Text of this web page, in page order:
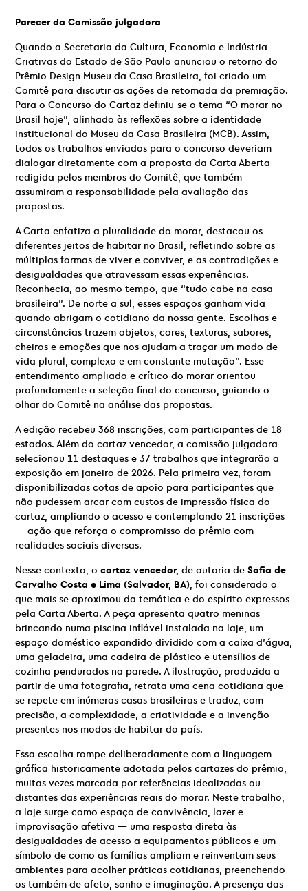
Parecer da Comissão julgadora
Quando a Secretaria da Cultura, Economia e Indústria
Criativas do Estado de São Paulo anunciou o retorno do
Prêmio Design Museu da Casa Brasileira, foi criado um
Comitê para discutir as ações de retomada da premiação.
Para o Concurso do Cartaz definiu-se o tema “O morar no
Brasil hoje”, alinhado às reflexões sobre a identidade
institucional do Museu da Casa Brasileira (MCB). Assim,
todos os trabalhos enviados para o concurso deveriam
dialogar diretamente com a proposta da Carta Aberta
redigida pelos membros do Comitê, que também
assumiram a responsabilidade pela avaliação das
propostas.
A Carta enfatiza a pluralidade do morar, destacou os
diferentes jeitos de habitar no Brasil, refletindo sobre as
múltiplas formas de viver e conviver, e as contradições e
desigualdades que atravessam essas experiências.
Reconhecia, ao mesmo tempo, que “tudo cabe na casa
brasileira”. De norte a sul, esses espaços ganham vida
quando abrigam o cotidiano da nossa gente. Escolhas e
circunstâncias trazem objetos, cores, texturas, sabores,
cheiros e emoções que nos ajudam a traçar um modo de
vida plural, complexo e em constante mutação”. Esse
entendimento ampliado e crítico do morar orientou
profundamente a seleção final do concurso, guiando o
olhar do Comitê na análise das propostas.
A edição recebeu 368 inscrições, com participantes de 18
estados. Além do cartaz vencedor, a comissão julgadora
selecionou 11 destaques e 37 trabalhos que integrarão a
exposição em janeiro de 2026. Pela primeira vez, foram
disponibilizadas cotas de apoio para participantes que
não pudessem arcar com custos de impressão física do
cartaz, ampliando o acesso e contemplando 21 inscrições
— ação que reforça o compromisso do prêmio com
realidades sociais diversas.
Nesse contexto, o cartaz vencedor, de autoria de Sofia de
Carvalho Costa e Lima (Salvador, BA), foi considerado o
que mais se aproximou da temática e do espírito expressos
pela Carta Aberta. A peça apresenta quatro meninas
brincando numa piscina inflável instalada na laje, um
espaço doméstico expandido dividido com a caixa d’água,
uma geladeira, uma cadeira de plástico e utensílios de
cozinha pendurados na parede. A ilustração, produzida a
partir de uma fotografia, retrata uma cena cotidiana que
se repete em inúmeras casas brasileiras e traduz, com
precisão, a complexidade, a criatividade e a invenção
presentes nos modos de habitar do país.
Essa escolha rompe deliberadamente com a linguagem
gráfica historicamente adotada pelos cartazes do prêmio,
muitas vezes marcada por referências idealizadas ou
distantes das experiências reais do morar. Neste trabalho,
a laje surge como espaço de convivência, lazer e
improvisação afetiva — uma resposta direta às
desigualdades de acesso a equipamentos públicos e um
símbolo de como as famílias ampliam e reinventam seus
ambientes para acolher práticas cotidianas, preenchendo-
os também de afeto, sonho e imaginação. A presença das